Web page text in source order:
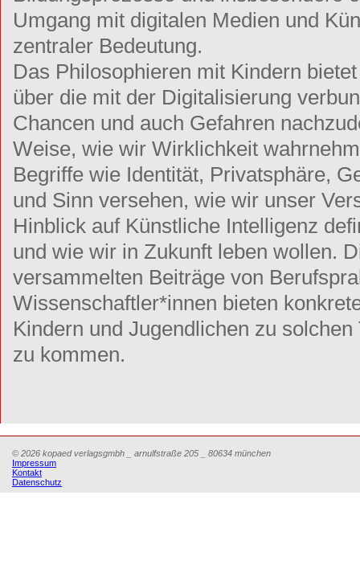
Umgang mit digitalen Medien und
zentraler Bedeutung.
Das Philosophieren mit Kindern
über die mit der Digitalisierung
Chancen und auch Gefahren
Weise, wie wir Wirklichkeit
Begriffe wie Identität, Privatsphäre,
und Sinn versehen, wie wir unser
Hinblick auf Künstliche Intelligenz
und wie wir in Zukunft leben wollen.
versammelten Beiträge von
Wissenschaftler*innen bieten
Kindern und Jugendlichen zu
zu kommen.
© 2026 kopaed verlagsgmbh _ arnulfstraße 205 _ 80634 münchen
Impressum
Kontakt
Datenschutz